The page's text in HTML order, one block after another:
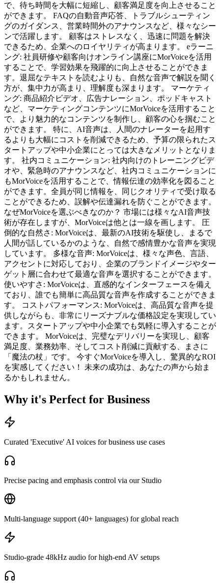
で、待ち時間を大幅に短縮し、顧客満足度を向上させること
ができます。 FAQの自動音声応答、トラブルシューティン
グのガイダンス、営業時間外のアナウンスなど、様々なシー
ンで活躍します。 顧客はストレスなく、迅速に問題を解決
できるため、企業へのロイヤリティが高まります。 eラーニ
ング: 社員研修や顧客向けオンライン講座にMorVoiceを活用
することで、学習効果を飛躍的に向上させることができま
す。退屈なテキストを読むよりも、自然な音声で解説を聞く
方が、集中力が高まり、理解度も深まります。 マーケティ
ング: 商品紹介ビデオ、広告ナレーション、ポッドキャスト
など、マーケティングコンテンツにMorVoiceを活用すること
で、より魅力的なコンテンツを制作し、顧客の心を掴むこと
ができます。 特に、AI音声は、人間のナレーターを起用す
るよりも大幅にコストを削減できるため、予算の限られたス
タートアップや中小企業にとっては大きなメリットとなりま
す。 社内コミュニケーション: 社内向けのトレーニングビデ
オや、緊急時のアナウンスなど、社内コミュニケーションに
もMorVoiceを活用することで、情報伝達の効率化を図ること
ができます。全員が同じ情報を、同じクオリティで受け取る
ことができるため、誤解や伝達漏れを防ぐことができます。
なぜMorVoiceを選ぶべきなのか？ 市場には様々なAI音声技
術が存在しますが、MorVoiceは他とは一線を画します。 圧
倒的な自然さ: MorVoiceは、最新のAI技術を駆使し、まるで
人間が話しているかのような、自然で感情豊かな音声を実現
しています。 多様な音声: MorVoiceは、様々な声色、言語、
アクセントに対応しており、企業のブランドイメージやター
ゲット層に合わせて最適な音声を選択することができます。
使いやすさ: MorVoiceは、直感的なインターフェースを備え
ており、誰でも簡単に高品質な音声を作成することができま
す。 コストパフォーマンス: MorVoiceは、高品質な音声を提
供しながらも、非常にリーズナブルな価格設定を実現してい
ます。スタートアップや中小企業でも気軽に導入することが
できます。 MorVoiceは、完璧なデリバリーを実現し、顧客
満足度、業務効率、そしてコスト削減に貢献する、まさに
「魔法の杖」です。 今すぐMorVoiceを導入し、驚異的なROI
を実感してください！ 未来の成功は、あなたの声から始ま
るかもしれません。
Why it's Perfect for Business
Curated 'Executive' AI voices for business use cases
Precise pacing and emphasis control via our Studio
Multi-language support (40+ languages) for global reach
Studio-grade 48kHz audio for high-end AV setups